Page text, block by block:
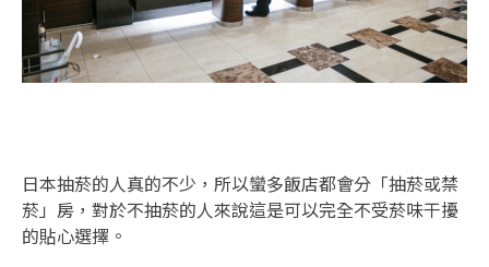
日本抽菸的人真的不少，所以蠻多飯店都會分「抽菸或禁
菸」房，對於不抽菸的人來說這是可以完全不受菸味干擾
的貼心選擇。